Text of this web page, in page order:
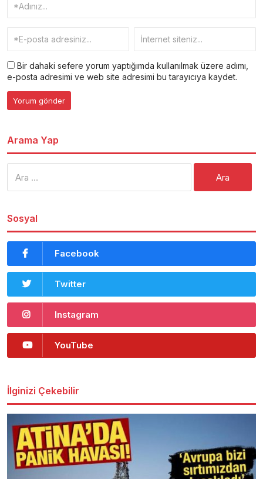
Bir dahaki sefere yorum yaptığımda kullanılmak üzere adımı,
e-posta adresimi ve web site adresimi bu tarayıcıya kaydet.
Arama Yap
Sosyal
Facebook
Twitter
Instagram
YouTube
İlginizi Çekebilir